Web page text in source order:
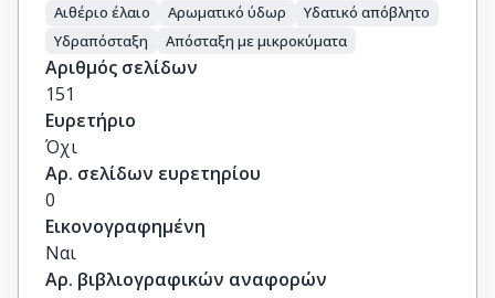
Αιθέριο έλαιο Αρωματικό ύδωρ
Υδατικό απόβλητο
Υδραπόσταξη
Απόσταξη με μικροκύματα
Αριθμός σελίδων
151
Ευρετήριο
Όχι
Αρ. σελίδων ευρετηρίου
0
Εικονογραφημένη
Ναι
Αρ. βιβλιογραφικών αναφορών